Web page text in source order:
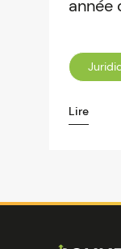
année
Lire